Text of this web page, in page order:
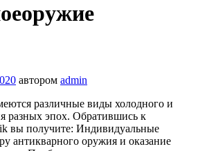
автором admin
различные виды холодного и
разных эпох. Обратившись к
вы получите: Индивидуальные
антикварного оружия и оказание